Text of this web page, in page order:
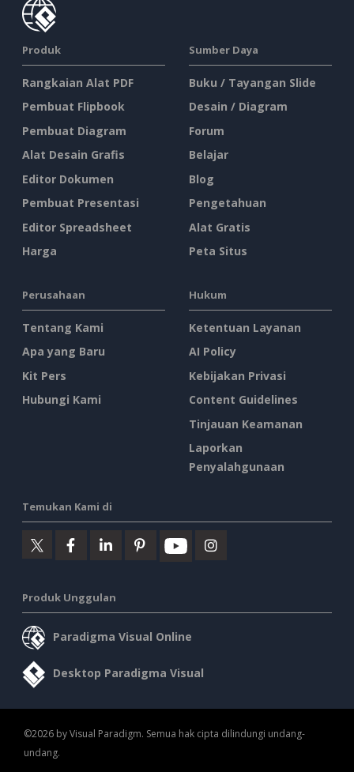
Produk
Rangkaian Alat PDF
Pembuat Flipbook
Pembuat Diagram
Alat Desain Grafis
Editor Dokumen
Pembuat Presentasi
Editor Spreadsheet
Harga
Sumber Daya
Buku / Tayangan Slide
Desain / Diagram
Forum
Belajar
Blog
Pengetahuan
Alat Gratis
Peta Situs
Perusahaan
Tentang Kami
Apa yang Baru
Kit Pers
Hubungi Kami
Hukum
Ketentuan Layanan
AI Policy
Kebijakan Privasi
Content Guidelines
Tinjauan Keamanan
Laporkan
Penyalahgunaan
Temukan Kami di
Produk Unggulan
Paradigma Visual Online
Desktop Paradigma Visual
©2026 by Visual Paradigm. Semua hak cipta dilindungi undang-
undang.